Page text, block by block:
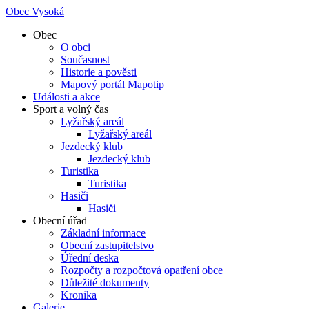
Obec Vysoká
Obec
O obci
Současnost
Historie a pověsti
Mapový portál Mapotip
Události a akce
Sport a volný čas
Lyžařský areál
Lyžařský areál
Jezdecký klub
Jezdecký klub
Turistika
Turistika
Hasiči
Hasiči
Obecní úřad
Základní informace
Obecní zastupitelstvo
Úřední deska
Rozpočty a rozpočtová opatření obce
Důležité dokumenty
Kronika